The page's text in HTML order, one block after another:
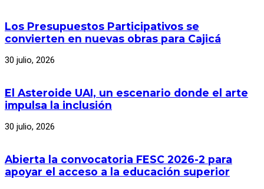
Los Presupuestos Participativos se
convierten en nuevas obras para Cajicá
30 julio, 2026
El Asteroide UAI, un escenario donde el arte
impulsa la inclusión
30 julio, 2026
Abierta la convocatoria FESC 2026-2 para
apoyar el acceso a la educación superior